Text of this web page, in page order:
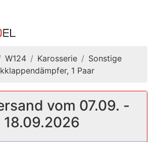
W124 Karosserie
Sonstige
1 Paar
vom 07.09. -
18.09.2026